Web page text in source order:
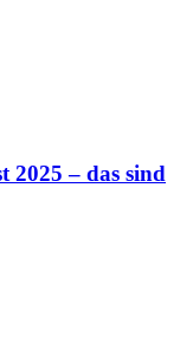
2025 – das sind